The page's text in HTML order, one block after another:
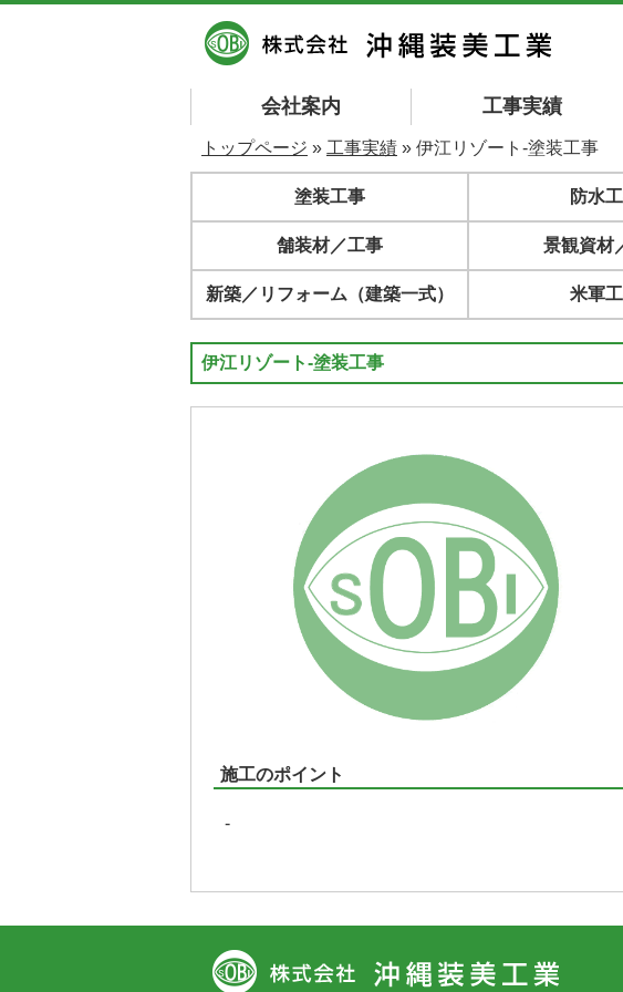
会社案内 工事実績
トップページ » 工事実績 » 伊江リゾート-塗装工事
塗装工事 防水
舗装材／工事 景観資材
新築／リフォーム（建築一式） 米軍
伊江リゾート-塗装工事
施工のポイント
-